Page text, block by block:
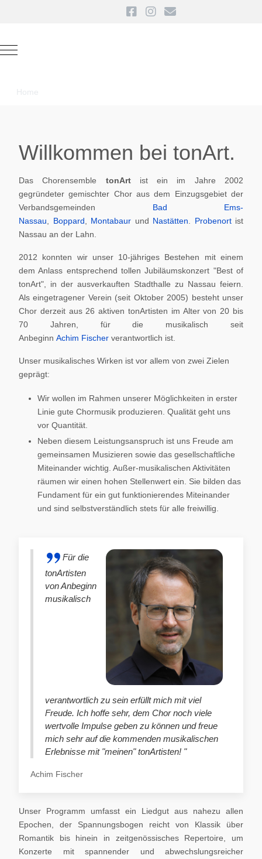
Mobile Menu Toggle
Home
Willkommen bei tonArt.
Das Chorensemble tonArt ist ein im Jahre 2002
gegründeter gemischter Chor aus dem Einzugsgebiet der
Verbandsgemeinden Bad Ems-
Nassau
Boppard Montabaur und Nastätten Probenortist
Nassau an der Lahn.
2012 konnten wir unser 10-jähriges Bestehen mit einem
dem Anlass entsprechend tollen Jubiläumskonzert "Best of
tonArt", in der ausverkauften Stadthalle zu Nassau feiern.
Als eingetragener Verein (seit Oktober 2005) besteht unser
Chor derzeit aus 26 aktiven tonArtisten im Alter von 20 bis
70 Jahren, für die musikalisch seit
Anbeginn Achim Fischer verantwortlich ist.
Unser musikalisches Wirken ist vor allem von zwei Zielen
geprägt:
Wir wollen im Rahmen unserer Möglichkeiten in erster
Linie gute Chormusik produzieren. Qualität geht uns
vor Quantität.
Neben diesem Leistungsanspruch ist uns Freude am
gemeinsamen Musizieren sowie das gesellschaftliche
Miteinander wichtig. Außer-musikalischen Aktivitäten
räumen wir einen hohen Stellenwert ein. Sie bilden das
Fundament für ein gut funktionierendes Miteinander
und sind selbstverständlich stets für alle freiwillig.
Für die
tonArtisten
von Anbeginn
musikalisch
verantwortlich zu sein erfüllt mich mit viel
Freude. Ich hoffe sehr, dem Chor noch viele
wertvolle Impulse geben zu können und freue
mich sehr auf die kommenden musikalischen
Erlebnisse mit "meinen" tonArtisten! "
Achim Fischer
Unser Programm umfasst ein Liedgut aus nahezu allen
Epochen, der Spannungsbogen reicht von Klassik über
Romantik bis hinein in zeitgenössisches Repertoire, um
Konzerte mit spannender und abwechslungsreicher